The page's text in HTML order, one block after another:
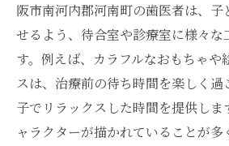
阪市南河内郡河南町の歯医者は、子
せるよう、待合室や診療室に様々な
す。例えば、カラフルなおもちゃや
スは、治療前の待ち時間を楽しく過
子でリラックスした時間を提供しま
ャラクターが描かれていることが